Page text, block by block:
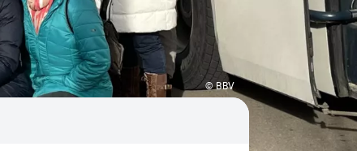
© BBV